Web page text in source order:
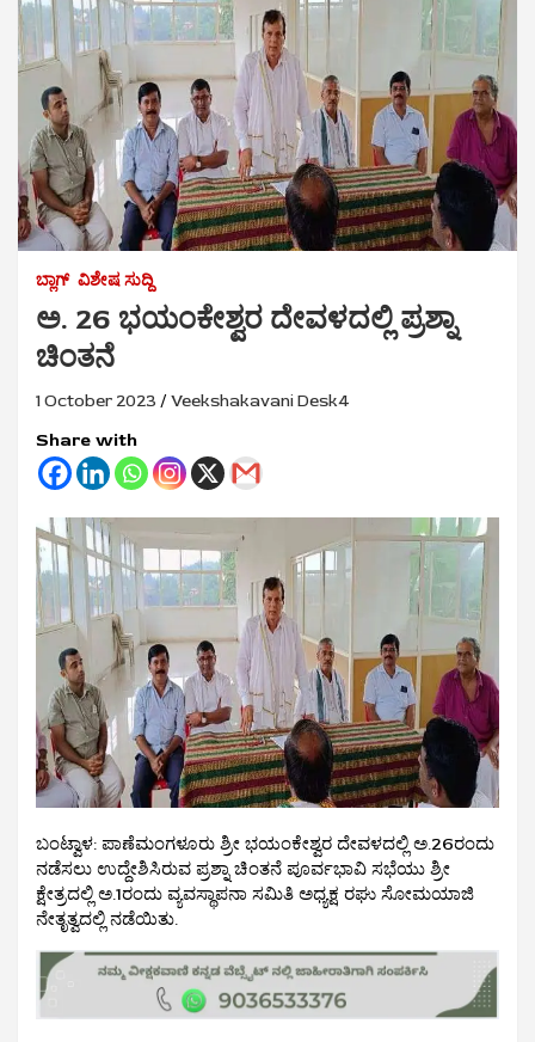
ಬ್ಲಾಗ್ ವಿಶೇಷ ಸುದ್ದಿ
ಅ. 26 ಭಯಂಕೇಶ್ವರ ದೇವಳದಲ್ಲಿ ಪ್ರಶ್ನಾ
ಚಿಂತನೆ
1 October 2023 Veekshakavani Desk4
Share with
ಬಂಟ್ವಾಳ: ಪಾಣೆಮಂಗಳೂರು ಶ್ರೀ ಭಯಂಕೇಶ್ವರ ದೇವಳದಲ್ಲಿ ಅ.26ರಂದು
ನಡೆಸಲು ಉದ್ದೇಶಿಸಿರುವ ಪ್ರಶ್ನಾ ಚಿಂತನೆ ಪೂರ್ವಭಾವಿ ಸಭೆಯು ಶ್ರೀ
ಕ್ಷೇತ್ರದಲ್ಲಿ ಅ.1ರಂದು ವ್ಯವಸ್ಥಾಪನಾ ಸಮಿತಿ ಅಧ್ಯಕ್ಷ ರಘು ಸೋಮಯಾಜಿ
ನೇತೃತ್ವದಲ್ಲಿ ನಡೆಯಿತು.